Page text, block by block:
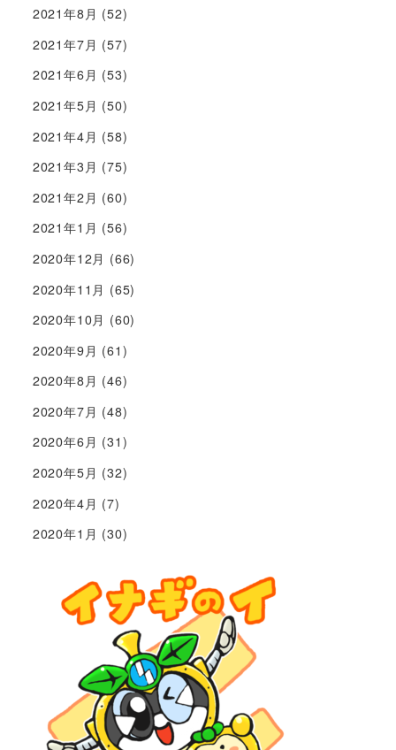
2021年8月 (52)
2021年7月 (57)
2021年6月 (53)
2021年5月 (50)
2021年4月 (58)
2021年3月 (75)
2021年2月 (60)
2021年1月 (56)
2020年12月 (66)
2020年11月 (65)
2020年10月 (60)
2020年9月 (61)
2020年8月 (46)
2020年7月 (48)
2020年6月 (31)
2020年5月 (32)
2020年4月 (7)
2020年1月 (30)